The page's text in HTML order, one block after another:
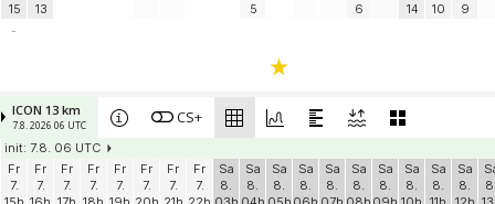
15
13
5
6 14 10 9
-
ICON 13 km
7.8. 2026 06 UTC CS+
init: 7.8. 06 UTC
Fr
7.
Fr
7.
Fr
7.
Fr
7.
Fr
7.
Fr
7.
Fr
7.
Fr
7.
Sa
8.
Sa
8.
Sa
8.
Sa
8.
Sa
8.
Sa
8.
Sa
8.
Sa
8.
Sa
8.
Sa
8.